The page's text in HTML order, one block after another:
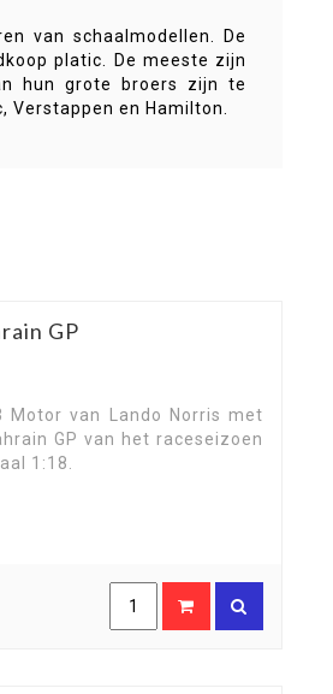
van schaalmodellen. De
platic. De meeste zijn
hun grote broers zijn te
Verstappen en Hamilton.
GP
Motor van Lando Norris met
GP van het raceseizoen
1:18.